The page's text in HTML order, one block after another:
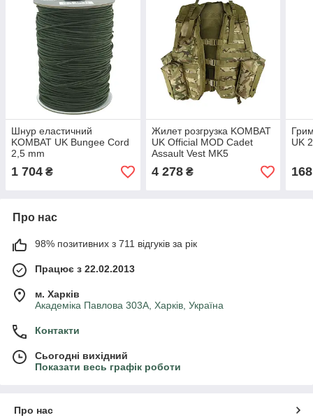
Шнур еластичний
KOMBAT UK Bungee Cord
2,5 mm
1 704 ₴
Жилет розгрузка KOMBAT
UK Official MOD Cadet
Assault Vest MK5
4 278₴
UK
168
Про нас
98% позитивних з 711 відгуків за рік
Працює з 22.02.2013
м. Харків
Академіка Павлова 303А, Харків, Україна
Контакти
Сьогодні вихідний
Показати весь графік роботи
Про нас